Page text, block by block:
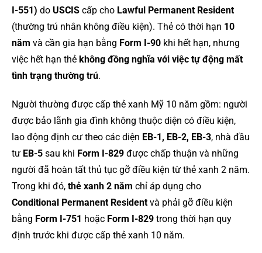
I-551) do USCIS cấp cho Lawful Permanent Resident
(thường trú nhân không điều kiện). Thẻ có thời hạn 10
năm và cần gia hạn bằng Form I-90 khi hết hạn, nhưng
việc hết hạn thẻ không đồng nghĩa với việc tự động mất
tình trạng thường trú.
Người thường được cấp thẻ xanh Mỹ 10 năm gồm: người
được bảo lãnh gia đình không thuộc diện có điều kiện,
lao động định cư theo các diện EB-1, EB-2, EB-3, nhà đầu
tư EB-5 sau khi Form I-829 được chấp thuận và những
người đã hoàn tất thủ tục gỡ điều kiện từ thẻ xanh 2 năm.
Trong khi đó, thẻ xanh 2 năm chỉ áp dụng cho
Conditional Permanent Resident và phải gỡ điều kiện
bằng Form I-751 hoặc Form I-829 trong thời hạn quy
định trước khi được cấp thẻ xanh 10 năm.